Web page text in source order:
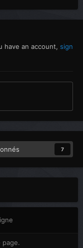
have an account, sign
7